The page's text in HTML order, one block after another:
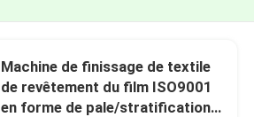
Machine de finissage de textile
de revêtement du film ISO9001
en forme de pale/stratification